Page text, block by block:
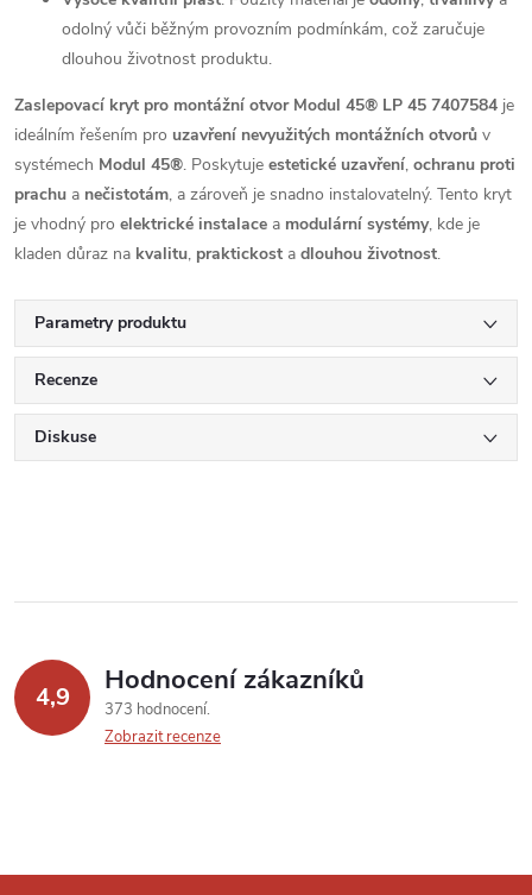
odolný vůči běžným provozním podmínkám, což zaručuje
dlouhou životnost produktu.
Zaslepovací kryt pro montážní otvor Modul 45® LP 45 7407584 je
ideálním řešením pro uzavření nevyužitých montážních otvorů v
systémech Modul 45®. Poskytuje estetické uzavření, ochranu proti
prachu a nečistotám, a zároveň je snadno instalovatelný. Tento kryt
je vhodný pro elektrické instalace a modulární systémy, kde je
kladen důraz na kvalitu, praktickost a dlouhou životnost.
Parametry produktu
Recenze
Diskuse
4,9 Hodnocení zákazníků
373 hodnocení
Zobrazit recenze